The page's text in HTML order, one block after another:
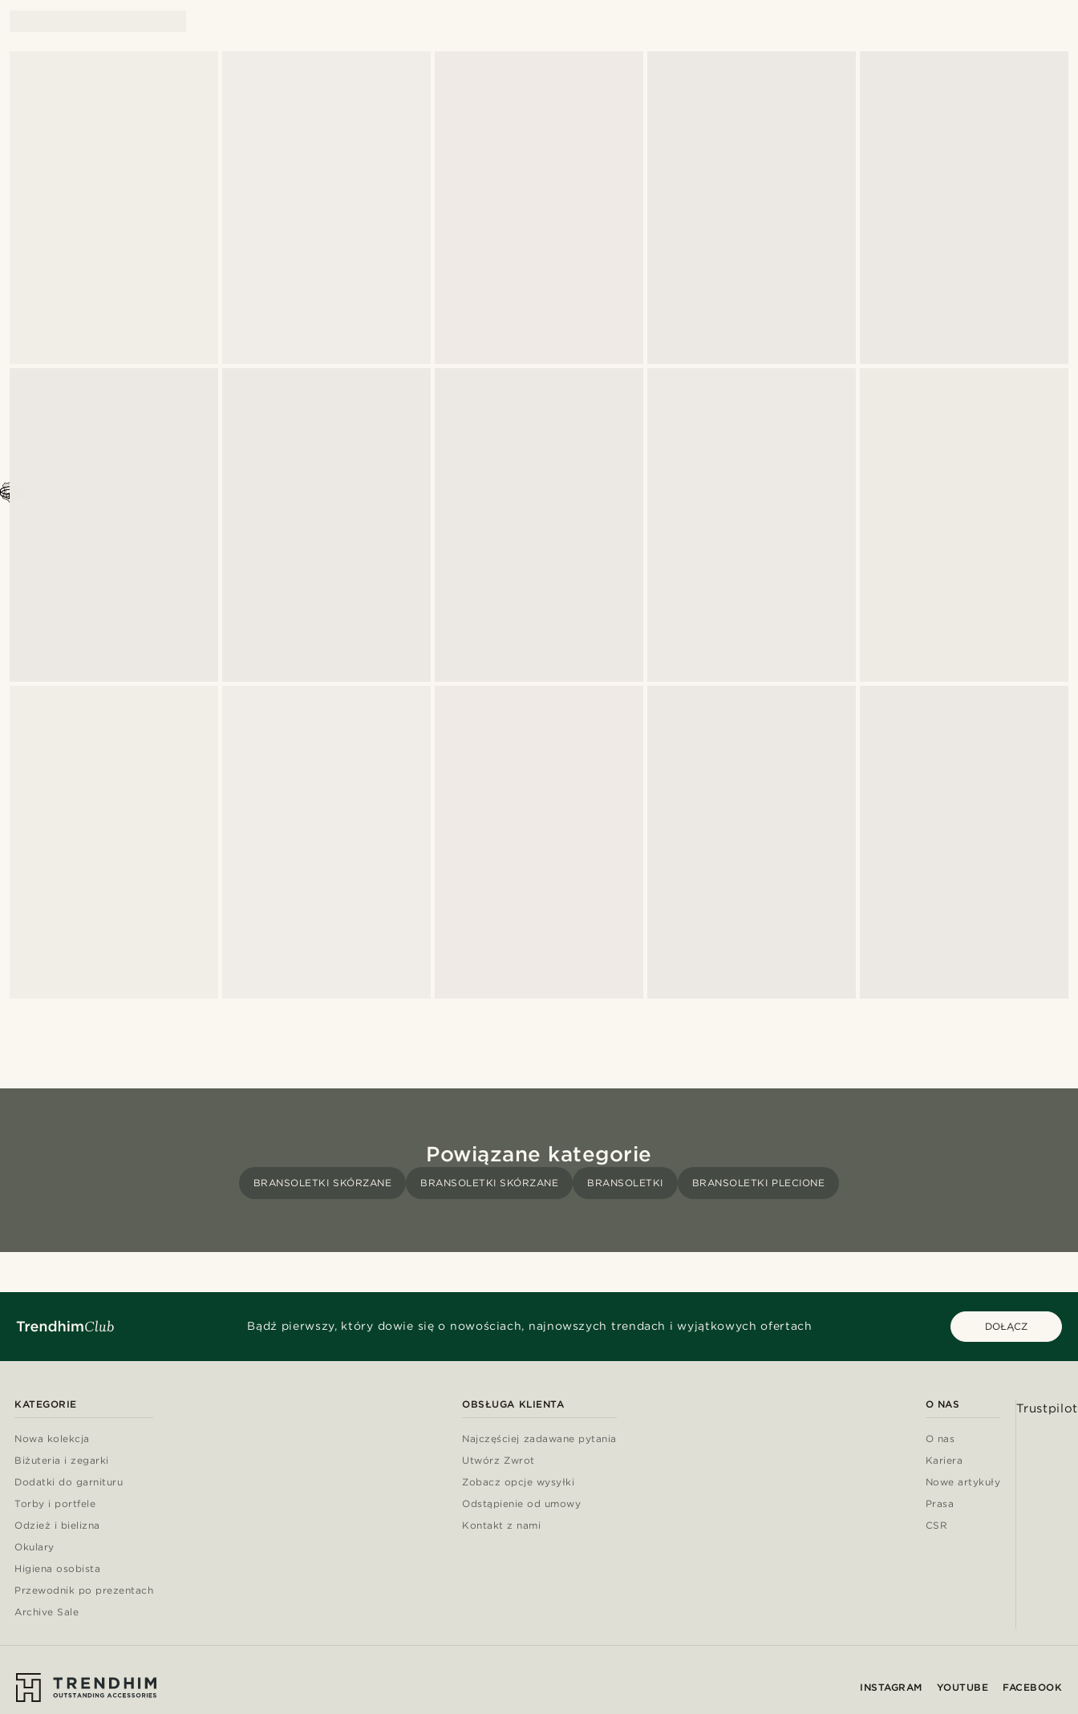
Powiązane kategorie
BRANSOLETKI SKÓRZANE BRANSOLETKI SKÓRZANE BRANSOLETKI BRANSOLETKI PLECIONE
Bądź pierwszy, który dowie się o nowościach, najnowszych trendach i wyjątkowych ofertach DOŁĄCZ
KATEGORIE
Nowa kolekcja
Biżuteria i zegarki
Dodatki do garnituru
Torby i portfele
Odzież i bielizna
Okulary
Higiena osobista
Przewodnik po prezentach
Archive Sale
OBSŁUGA KLIENTA
Najczęściej zadawane pytania
Utwórz Zwrot
Zobacz opcje wysyłki
Odstąpienie od umowy
Kontakt z nami
O NAS
O nas
Kariera
Nowe artykuły
Prasa
CSR
Trustpilot
INSTAGRAM YOUTUBE FACEBOOK